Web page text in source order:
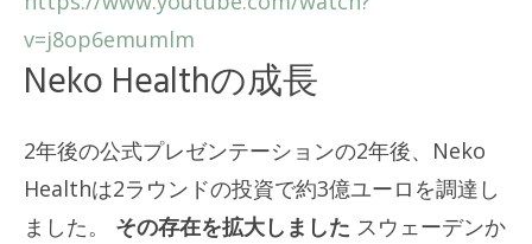
v=j8op6emumlm
Neko Healthの成長
2年後の公式プレゼンテーションの2年後、Neko
Healthは2ラウンドの投資で約3億ユーロを調達し
ました。 その存在を拡大しました スウェーデンか